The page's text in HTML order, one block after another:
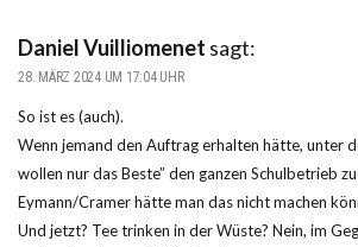
Daniel Vuilliomenet sagt:
28. MÄRZ 2024 UM 17:04 UHR
So ist es (auch).
Wenn jemand den Auftrag erhalten hätte, unter
wollen nur das Beste” den ganzen Schulbetrieb
Eymann/Cramer hätte man das nicht machen
Und jetzt? Tee trinken in der Wüste? Nein, im